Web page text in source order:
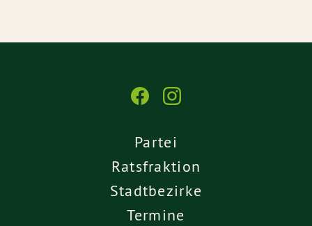
Partei
Ratsfraktion
Stadtbezirke
Termine